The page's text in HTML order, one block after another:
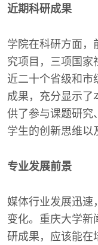
近期科研成果
学院在科研方面，
究项目，三项国家
近二十个省级和市
成果，充分显示了
供了参与课题研究
学生的创新思维以
专业发展前景
媒体行业发展迅速
变化。重庆大学新
研成果，应该能在